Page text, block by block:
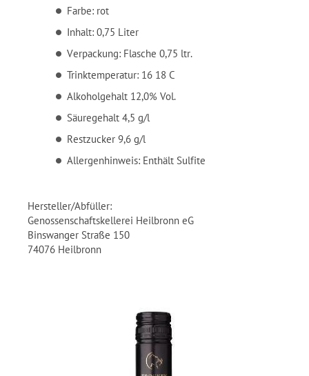
Farbe: rot
Inhalt: 0,75 Liter
Verpackung: Flasche 0,75 ltr.
Trinktemperatur: 16 18 C
Alkoholgehalt 12,0% Vol.
Säuregehalt 4,5 g/l
Restzucker 9,6 g/l
Allergenhinweis: Enthält Sulfite
Hersteller/Abfüller:
Genossenschaftskellerei Heilbronn eG
Binswanger Straße 150
74076 Heilbronn